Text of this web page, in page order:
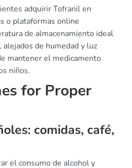
adquirir Tofranil en
o plataformas online
de almacenamiento ideal
alejados de humedad y luz
mantener el medicamento
niños.
for Proper
comidas, café,
el consumo de alcohol y